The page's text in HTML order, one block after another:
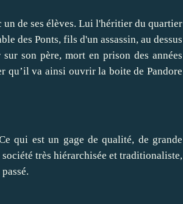
de ses élèves. Lui l'héritier du quartier
des Ponts, fils d'un assassin, au dessus
son père, mort en prison des années
qu’il va ainsi ouvrir la boite de Pandore
qui est un gage de qualité, de grande
très hiérarchisée et traditionaliste,